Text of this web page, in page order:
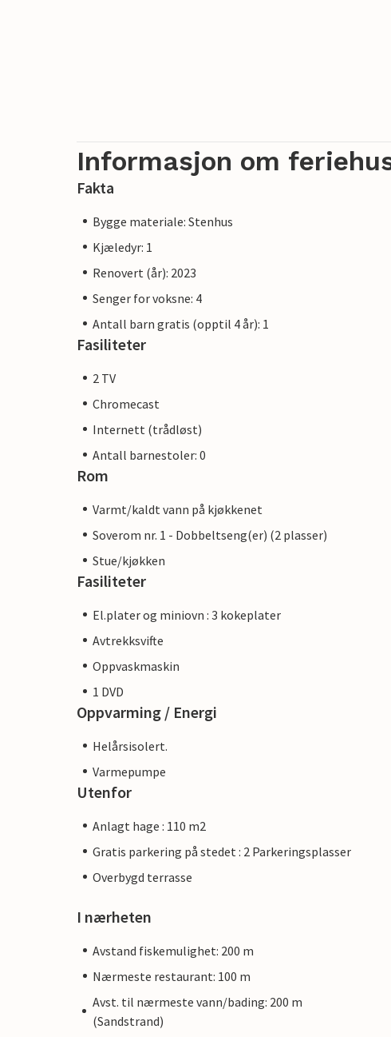
Informasjon om
Fakta
Bygge materiale: Stenhus
Kjæledyr: 1
Renovert (år): 2023
Senger for voksne: 4
Antall barn gratis (opptil 4 år): 1
Fasiliteter
2 TV
Chromecast
Internett (trådløst)
Antall barnestoler: 0
Rom
Varmt/kaldt vann på kjøkkenet
Soverom nr. 1 - Dobbeltseng(er) (2 plasser)
Stue/kjøkken
Fasiliteter
El.plater og miniovn : 3 kokeplater
Avtrekksvifte
Oppvaskmaskin
1 DVD
Oppvarming / Energi
Helårsisolert.
Varmepumpe
Utenfor
Anlagt hage : 110 m2
Gratis parkering på stedet : 2 Parkeringsplasser
Overbygd terrasse
I nærheten
Avstand fiskemulighet: 200 m
Nærmeste restaurant: 100 m
Avst. til nærmeste vann/bading: 200 m
(Sandstrand)